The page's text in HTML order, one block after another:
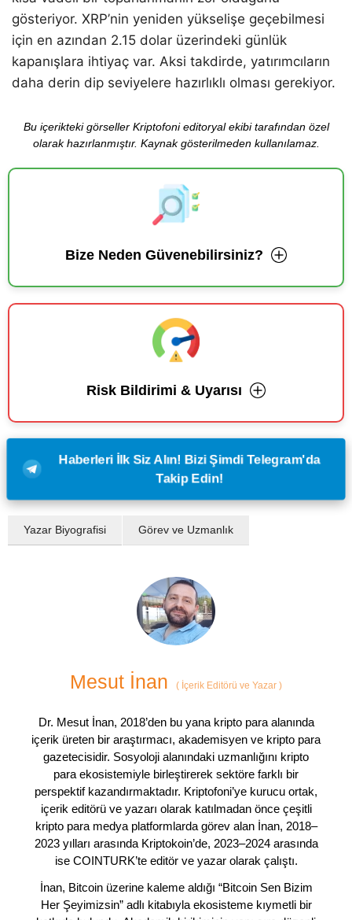
gösteriyor. XRP’nin yeniden yükselişe geçebilmesi
için en azından 2.15 dolar üzerindeki günlük
kapanışlara ihtiyaç var. Aksi takdirde, yatırımcıların
daha derin dip seviyelere hazırlıklı olması gerekiyor.
Bu içerikteki görseller Kriptofoni editoryal ekibi tarafından özel
olarak hazırlanmıştır. Kaynak gösterilmeden kullanılamaz.
Bize Neden Güvenebilirsiniz?
Risk Bildirimi & Uyarısı
Haberleri İlk Siz Alın! Bizi Şimdi Telegram'da
Takip Edin!
Yazar Biyografisi Görev ve Uzmanlık
Mesut İnan ( İçerik Editörü ve Yazar )
Dr. Mesut İnan, 2018’den bu yana kripto para alanında
içerik üreten bir araştırmacı, akademisyen ve kripto para
gazetecisidir. Sosyoloji alanındaki uzmanlığını kripto
para ekosistemiyle birleştirerek sektöre farklı bir
perspektif kazandırmaktadır. Kriptofoni’ye kurucu ortak,
içerik editörü ve yazarı olarak katılmadan önce çeşitli
kripto para medya platformlarda görev alan İnan, 2018–
2023 yılları arasında Kriptokoin’de, 2023–2024 arasında
ise COINTURK’te editör ve yazar olarak çalıştı.
İnan, Bitcoin üzerine kaleme aldığı “Bitcoin Sen Bizim
Her Şeyimizsin” adlı kitabıyla ekosisteme kıymetli bir